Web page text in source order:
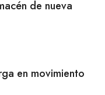
de nueva
en movimiento